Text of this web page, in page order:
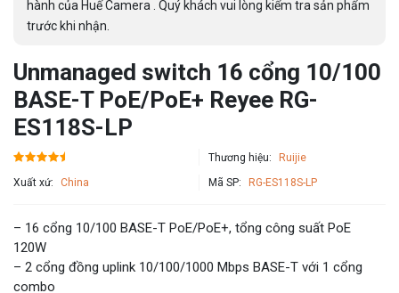
hành của Huế Camera . Quý khách vui lòng kiểm tra sản phẩm
trước khi nhận.
Unmanaged switch 16 cổng 10/100
BASE-T PoE/PoE+ Reyee RG-
ES118S-LP
Thương hiệu: Ruijie
Xuất xứ: China Mã SP: RG-ES118S-LP
– 16 cổng 10/100 BASE-T PoE/PoE+, tổng công suất PoE
120W
– 2 cổng đồng uplink 10/100/1000 Mbps BASE-T với 1 cổng
combo